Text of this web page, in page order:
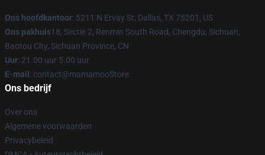
Ons hoofdkantoor: 5211 N Ervay St, Dallas, TX 75201, US
Ons pakhuis18, Sectie 2, Renmin South Road, Chengdu, Sichuan,
Baotou City, Sichuan Province, CN
Uur: 21.00 uur 5.00 uur
E-mail : contact@mamamooStore
Ons bedrijf
Over ons
Algemene voorwaarden
Privacybeleid